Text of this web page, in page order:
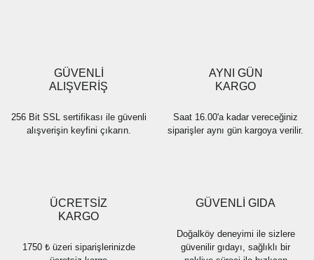
GÜVENLİ
ALIŞVERİŞ
256 Bit SSL sertifikası ile güvenli
alışverişin keyfini çıkarın.
AYNI GÜN
KARGO
Saat 16.00'a kadar vereceğiniz
siparişler aynı gün kargoya verilir.
ÜCRETSİZ
KARGO
1750 ₺ üzeri siparişlerinizde
GÜVENLİ GIDA
Doğalköy deneyimi ile sizlere
güvenilir gıdayı, sağlıklı bir